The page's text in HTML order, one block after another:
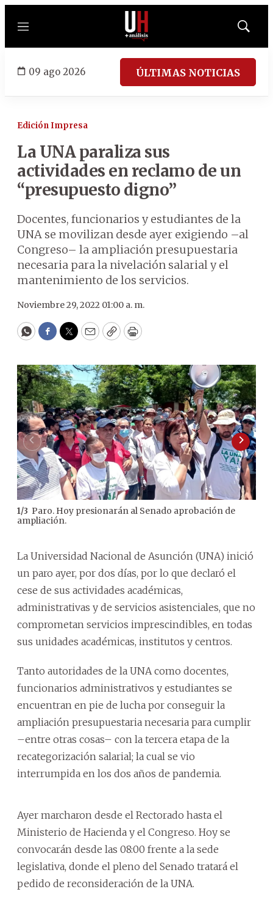
Menú
Mostrar
09 ago 2026 ÚLTIMAS NOTICIAS
Edición Impresa
La UNA paraliza sus
actividades en reclamo de un
“presupuesto digno”
Docentes, funcionarios y estudiantes de la
UNA se movilizan desde ayer exigiendo –al
Congreso– la ampliación presupuestaria
necesaria para la nivelación salarial y el
mantenimiento de los servicios.
Noviembre 29, 2022 01:00 a. m.
WhatsApp
Facebook
Twitter
EmailCopyPrint
1/3 Paro. Hoy presionarán al Senado aprobación de
ampliación.
La Universidad Nacional de Asunción (UNA) inició
un paro ayer, por dos días, por lo que declaró el
cese de sus actividades académicas,
administrativas y de servicios asistenciales, que no
comprometan servicios imprescindibles, en todas
sus unidades académicas, institutos y centros.
Tanto autoridades de la UNA como docentes,
funcionarios administrativos y estudiantes se
encuentran en pie de lucha por conseguir la
ampliación presupuestaria necesaria para cumplir
–entre otras cosas– con la tercera etapa de la
recategorización salarial; la cual se vio
interrumpida en los dos años de pandemia.
Ayer marcharon desde el Rectorado hasta el
Ministerio de Hacienda y el Congreso. Hoy se
convocarán desde las 08:00 frente a la sede
legislativa, donde el pleno del Senado tratará el
pedido de reconsideración de la UNA.